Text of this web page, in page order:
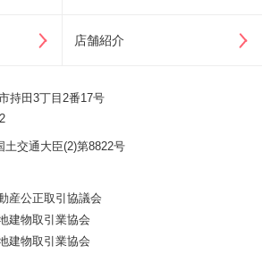
店舗紹介
持田3丁目2番17号
交通大臣(2)第8822号
産公正取引協議会
建物取引業協会
建物取引業協会